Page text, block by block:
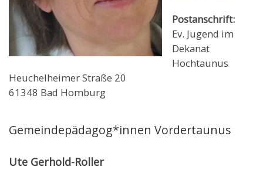
Postanschrift:
Ev. Jugend im
Dekanat
Hochtaunus
Heuchelheimer Straße 20
61348 Bad Homburg
Gemeindepädagog*innen Vordertaunus
Ute Gerhold-Roller